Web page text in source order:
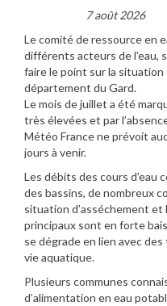
7 août 2026
Le comité de ressource en
différents acteurs de l’eau,
faire le point sur la situation
département du Gard.
Le mois de juillet a été
très élevées et par
Météo France ne prévoit
jours à venir.
Les débits des cours d’eau
des bassins, de nombreux
situation d’asséchement et
principaux sont en forte
se dégrade en lien avec
vie aquatique.
Plusieurs communes
d’alimentation en eau